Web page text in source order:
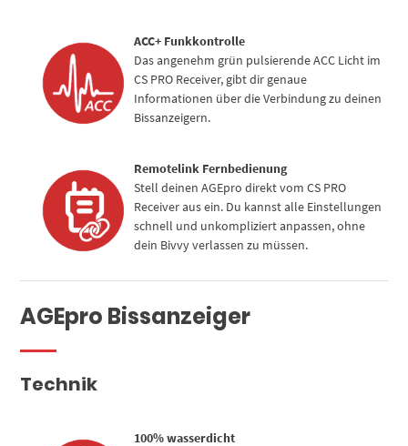
ACC+ Funkkontrolle
Das angenehm grün pulsierende ACC Licht im
CS PRO Receiver, gibt dir genaue
Informationen über die Verbindung zu deinen
Bissanzeigern.
Remotelink Fernbedienung
Stell deinen AGEpro direkt vom CS PRO
Receiver aus ein. Du kannst alle Einstellungen
schnell und unkompliziert anpassen, ohne
dein Bivvy verlassen zu müssen.
AGEpro Bissanzeiger
Technik
100% wasserdicht